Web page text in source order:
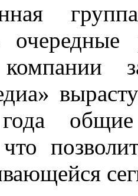
компании
общие